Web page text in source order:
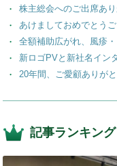
株主総会へのご出席あ
あけましておめでとうご
全額補助広がれ、風疹
新ロゴPVと新社名イン
20年間、ご愛顧ありが
記事ランキング